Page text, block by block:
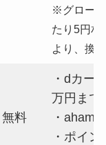
※グロー
たり5円相
より、換
無料
・dカー
万円まで
・
・ポイ